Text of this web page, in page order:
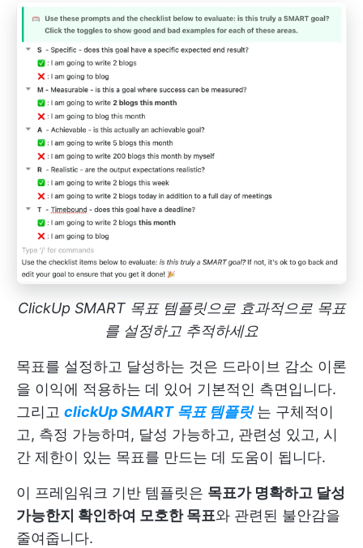
ClickUp SMART 목표 템플릿으로 효과적으로 목표
를 설정하고 추적하세요
목표를 설정하고 달성하는 것은 드라이브 감소 이론
을 이익에 적용하는 데 있어 기본적인 측면입니다.
그리고 clickUp SMART 목표 템플릿는 구체적이
고, 측정 가능하며, 달성 가능하고, 관련성 있고, 시
간 제한이 있는 목표를 만드는 데 도움이 됩니다.
이 프레임워크 기반 템플릿은 목표가 명확하고 달성
가능한지 확인하여 모호한 목표와 관련된 불안감을
줄여줍니다.